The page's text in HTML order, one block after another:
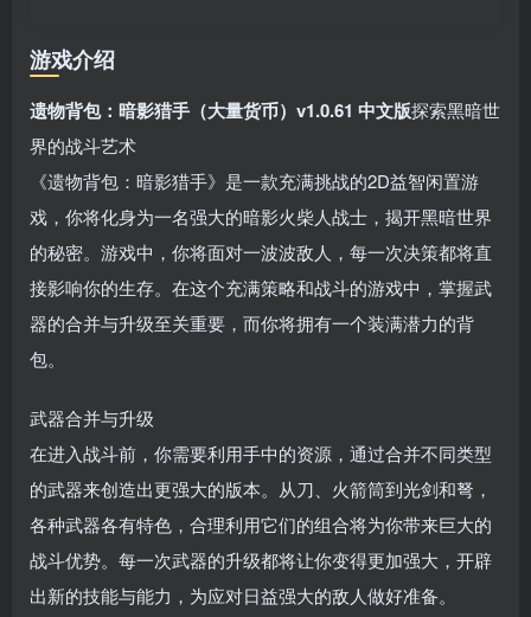
游戏介绍
遗物背包：暗影猎手（大量货币）v1.0.61 中文版探索黑暗世
界的战斗艺术
《遗物背包：暗影猎手》是一款充满挑战的2D益智闲置游
戏，你将化身为一名强大的暗影火柴人战士，揭开黑暗世界
的秘密。游戏中，你将面对一波波敌人，每一次决策都将直
接影响你的生存。在这个充满策略和战斗的游戏中，掌握武
器的合并与升级至关重要，而你将拥有一个装满潜力的背
包。
武器合并与升级
在进入战斗前，你需要利用手中的资源，通过合并不同类型
的武器来创造出更强大的版本。从刀、火箭筒到光剑和弩，
各种武器各有特色，合理利用它们的组合将为你带来巨大的
战斗优势。每一次武器的升级都将让你变得更加强大，开辟
出新的技能与能力，为应对日益强大的敌人做好准备。